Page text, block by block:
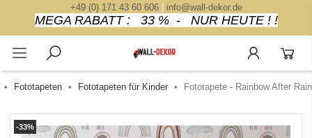
+49 (0) 171 43 60 606| info@wall-dekor.de
MEGA RABATT : 33 % - NUR HEUTE ! !
Fototapeten Fototapeten für Kinder Fototapete - Rainbow After Rain
-33%